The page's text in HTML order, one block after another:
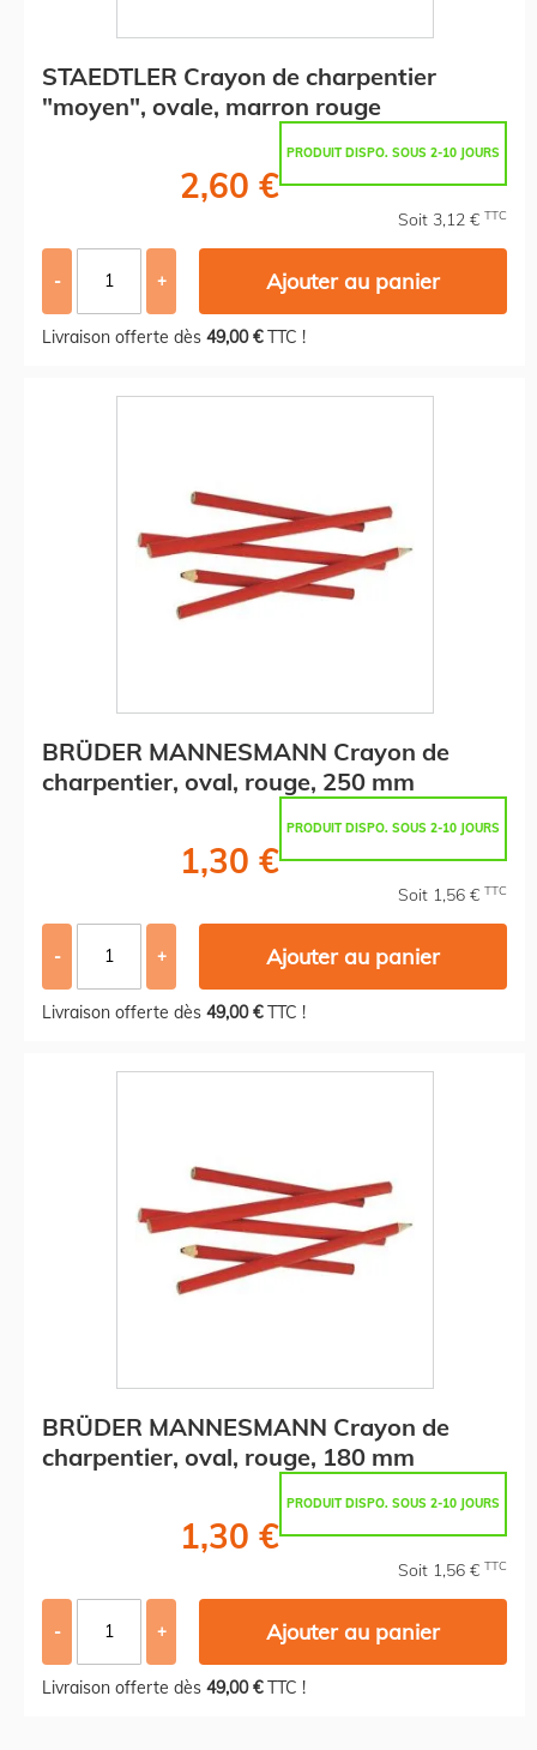
STAEDTLER Crayon de charpentier
"moyen", ovale, marron rouge
PRODUIT DISPO. SOUS 2-10 JOURS
2,60 €
Soit 3,12 € TTC
- + Ajouter au panier
Livraison offerte dès 49,00 €TTC !
BRÜDER MANNESMANN Crayon de
charpentier, oval, rouge, 250 mm
PRODUIT DISPO. SOUS 2-10 JOURS
1,30 €
Soit 1,56 € TTC
- + Ajouter au panier
Livraison offerte dès 49,00 €TTC !
BRÜDER MANNESMANN Crayon de
charpentier, oval, rouge, 180 mm
PRODUIT DISPO. SOUS 2-10 JOURS
1,30 €
Soit 1,56 € TTC
- + Ajouter au panier
Livraison offerte dès 49,00 €TTC !